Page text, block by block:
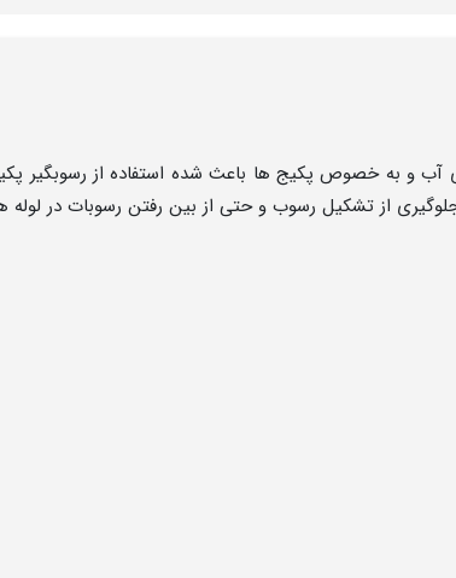
و به خصوص پکیج ها باعث شده استفاده از رسوبگیر
از تشکیل رسوب و حتی از بین رفتن رسوبات در